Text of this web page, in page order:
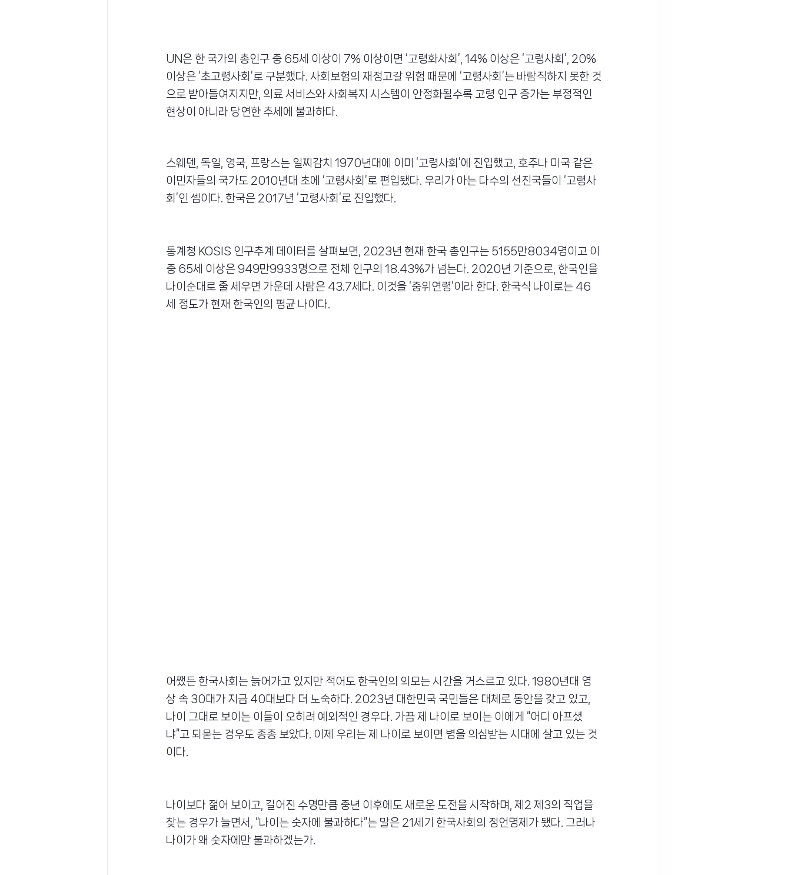
UN은 한 국가의 총인구 중 65세 이상이 7% 이상이면 ‘고령화사회’, 14% 이상은 ‘고령사회’, 20%
이상은 ‘초고령사회’로 구분했다. 사회보험의 재정고갈 위험 때문에 ‘고령사회’는 바람직하지 못한 것
으로 받아들여지지만, 의료 서비스와 사회복지 시스템이 안정화될수록 고령 인구 증가는 부정적인
현상이 아니라 당연한 추세에 불과하다.
스웨덴, 독일, 영국, 프랑스는 일찌감치 1970년대에 이미 ‘고령사회’에 진입했고, 호주나 미국 같은
이민자들의 국가도 2010년대 초에 ‘고령사회’로 편입됐다. 우리가 아는 다수의 선진국들이 ‘고령사
회’인 셈이다. 한국은 2017년 ‘고령사회’로 진입했다.
통계청 KOSIS 인구추계 데이터를 살펴보면, 2023년 현재 한국 총인구는 5155만8034명이고 이
중 65세 이상은 949만9933명으로 전체 인구의 18.43%가 넘는다. 2020년 기준으로, 한국인을
나이순대로 줄 세우면 가운데 사람은 43.7세다. 이것을 ‘중위연령’이라 한다. 한국식 나이로는 46
세 정도가 현재 한국인의 평균 나이다.
어쨌든 한국사회는 늙어가고 있지만 적어도 한국인의 외모는 시간을 거스르고 있다. 1980년대 영
상 속 30대가 지금 40대보다 더 노숙하다. 2023년 대한민국 국민들은 대체로 동안을 갖고 있고,
나이 그대로 보이는 이들이 오히려 예외적인 경우다. 가끔 제 나이로 보이는 이에게 “어디 아프셨
냐”고 되묻는 경우도 종종 보았다. 이제 우리는 제 나이로 보이면 병을 의심받는 시대에 살고 있는 것
이다.
나이보다 젊어 보이고, 길어진 수명만큼 중년 이후에도 새로운 도전을 시작하며, 제2 제3의 직업을
찾는 경우가 늘면서, “나이는 숫자에 불과하다”는 말은 21세기 한국사회의 정언명제가 됐다. 그러나
나이가 왜 숫자에만 불과하겠는가.